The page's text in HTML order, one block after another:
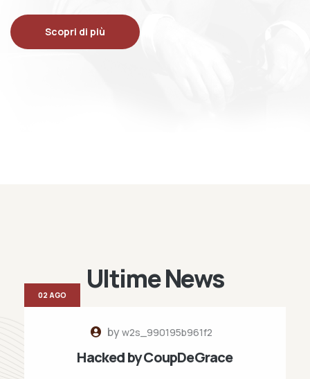
Scopri di più
Ultime News
byw2s_990195b961f2
Hacked by CoupDeGrace
02 AGO